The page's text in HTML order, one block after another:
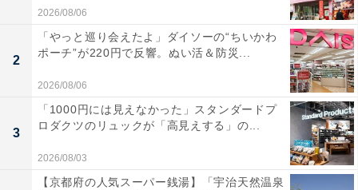
2026/08/06
2
「やっと巡り会えたよ」ダイソーの“ちいかわ
ポーチ”が220円で反響。ぬい活＆防災...
2026/08/06
3
「1000円には見えなかった」スタンダードプ
ロダクツのリュックが「高見えする」の...
2026/08/03
【京都府の人気スーパー銭湯】「宇治天然温泉